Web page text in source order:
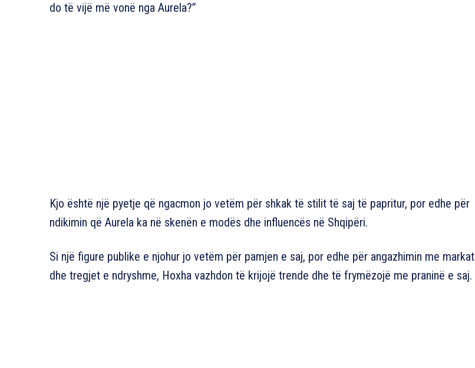
do të vijë më vonë nga Aurela?”
Kjo është një pyetje që ngacmon jo vetëm për shkak të stilit të saj të papritur, por edhe për
ndikimin që Aurela ka në skenën e modës dhe influencës në Shqipëri.
Si një figure publike e njohur jo vetëm për pamjen e saj, por edhe për angazhimin me markat
dhe tregjet e ndryshme, Hoxha vazhdon të krijojë trende dhe të frymëzojë me praninë e saj.